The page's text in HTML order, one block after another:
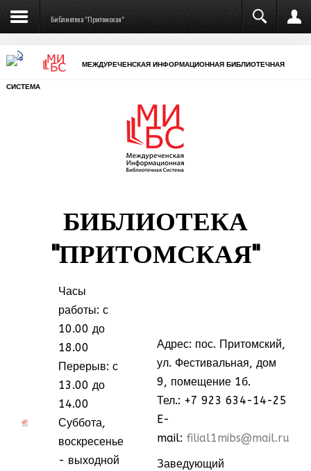
Библиотека "Притомская"
МЕЖДУРЕЧЕНСКАЯ ИНФОРМАЦИОННАЯ БИБЛИОТЕЧНАЯ
СИСТЕМА
БИБЛИОТЕКА
"ПРИТОМСКАЯ"
Часы
работы: с
10.00 до
18.00
Перерыв: с
13.00 до
14.00
Суббота,
воскресенье
- выходной
Адрес: пос. Притомский,
ул. Фестивальная, дом
9, помещение 1б.
Тел.: +7 923 634-14-25
E-
mail: filial1mibs@mail.ru
Заведующий